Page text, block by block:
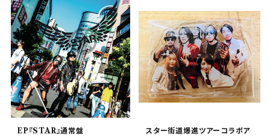
EP『STAR』通常盤
スター街道爆進ツアーコラボア